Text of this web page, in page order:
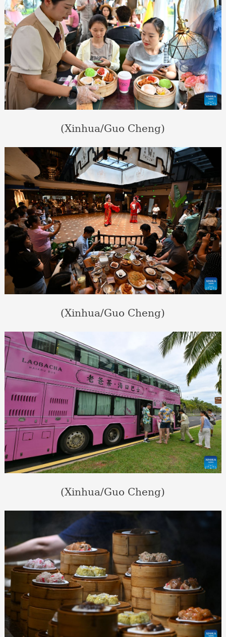
(Xinhua/Guo Cheng)
(Xinhua/Guo Cheng)
(Xinhua/Guo Cheng)